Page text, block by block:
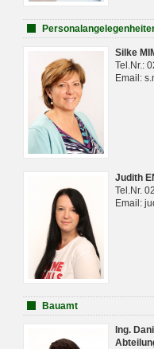
Silke
Tel.Nr.:
Email:
Judith
Tel.Nr.
Email:
Bauamt
Ing.